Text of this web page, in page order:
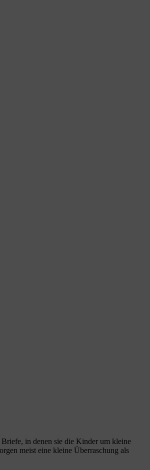
in denen sie die Kinder um kleine
meist eine kleine Überraschung als